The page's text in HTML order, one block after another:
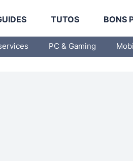
TUTOS BONS
PC & Gaming